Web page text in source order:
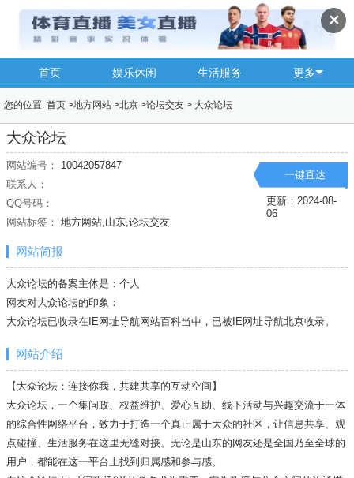
✕
首页 娱乐休闲 生活服务 更多
您的位置: 首页 >地方网站 >北京 >论坛交友 > 大众论坛
大众论坛
网站编号：
10042057847
联系人：
QQ号码：
网站标签： 地方网站,山东,论坛交友
一键直达
更新：2024-08-
06
网站简报
大众论坛的备案主体是：个人
网友对大众论坛的印象：
大众论坛已收录在IE网址导航网站百科当中，已被IE网址导航北京收录。
网站介绍
【大众论坛：连接你我，共建共享的互动空间】
大众论坛，一个集问政、权益维护、爱心互助、线下活动与兴趣交流于一体
的综合性网络平台，致力于打造一个真正属于大众的社区，让信息共享、观
点碰撞、生活服务在这里无缝对接。无论是山东的网友还是全国乃至全球的
用户，都能在这一平台上找到归属感和参与感。